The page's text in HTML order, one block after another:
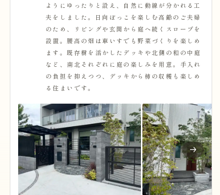
ようにゆったりと設え、自然に動線が分かれる工
夫をしました。日向ぼっこを楽しむ高齢のご夫婦
のため、リビングや玄関から庭へ続くスロープを
設置。腰高の畑は車いすでも野菜づくりを楽しめ
ます。既存樹を活かしたデッキや北側の和の中庭
など、南北それぞれに庭の楽しみを用意。手入れ
の負担を抑えつつ、デッキから柿の収穫も楽しめ
る住まいです。